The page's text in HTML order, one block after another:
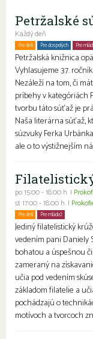
Petržalské
Každý deň
Pre deti Pre dospelých Pre
Petržalská knižnica
Vyhlasujeme 37.
Nezáleží na tom, či
príbehy v kategóriách
tvorbu táto súťaž je
Naša literárna súťaž,
súzvuky Ferka
ale o to výstižnejším
po 15:00 - 18:00 h. |
st 17:00 - 18:00 h. |
Pre deti Pre mládež
Jediný filatelistický
vedením pani Daniely
bohatou a úspešnou
zameraný na
učia pod vedením
základom filatelie a
pochádzajú o
motívoch a tvorcoch